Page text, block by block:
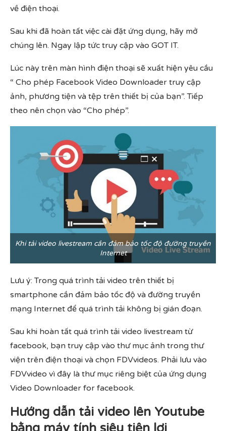
về điện thoại.
Sau khi đã hoàn tất việc cài đặt ứng dụng, hãy mở
chúng lên. Ngay lập tức truy cập vào GOT IT.
Lúc này trên màn hình điện thoại sẽ xuất hiện yêu cầu
“ Cho phép Facebook Video Downloader truy cập
ảnh, phương tiện và tệp trên thiết bị của bạn”. Tiếp
theo nên chọn vào “Cho phép”.
Khi tải video livestream cần đảm bảo tốc độ đường truyền
Internet
Lưu ý: Trong quá trình tải video trên thiết bị
smartphone cần đảm bảo tốc độ và đường truyền
mạng Internet để quá trình tải không bị gián đoạn.
Sau khi hoàn tất quá trình tải video livestream từ
facebook, bạn truy cập vào thư mục ảnh trong thư
viện trên điện thoại và chọn FDVvideos. Phải lưu vào
FDVvideo vì đây là thư mục riêng biệt của ứng dụng
Video Downloader for facebook.
Hướng dẫn tải video lên Youtube
bằng máy tính siêu tiện lợi